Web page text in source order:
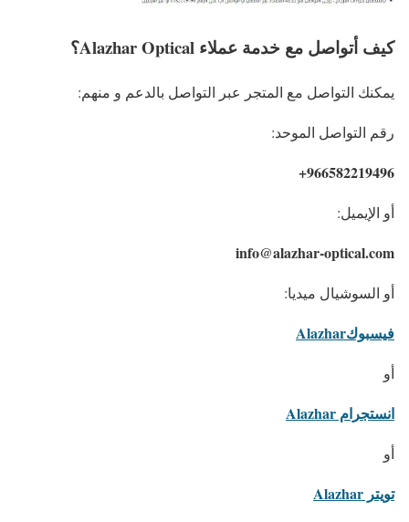
كيف أتواصل مع خدمة عملاء Alazhar Optical؟
يمكنك التواصل مع المتجر عبر التواصل بالدعم و منهم:
رقم التواصل الموحد:
966582219496+
أو الإيميل:
info@alazhar-optical.com
أو السوشيال ميديا:
فيسبوكAlazhar
أو
انستجرام Alazhar
أو
تويتر Alazhar